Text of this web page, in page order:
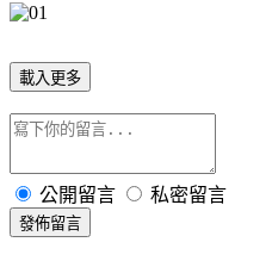
載入更多
公開留言 私密留言
發佈留言